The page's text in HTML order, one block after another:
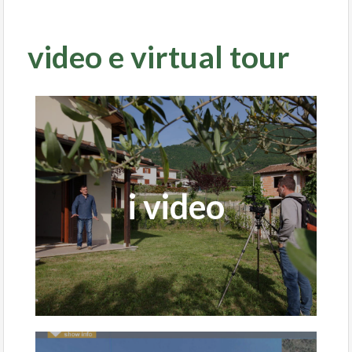
video e virtual tour
i video
i nostri video per illustrare le
caratteristiche delle proprietà
Clicca qui